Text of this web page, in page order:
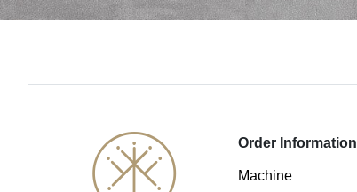
Order Information
Machine